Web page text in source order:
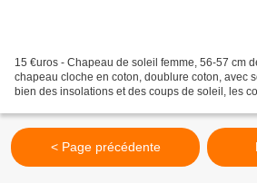
15 €uros - Chapeau de soleil femme, 56-57 cm
chapeau cloche en coton, doublure coton, avec
bien des insolations et des coups de soleil, les
< Page précédente